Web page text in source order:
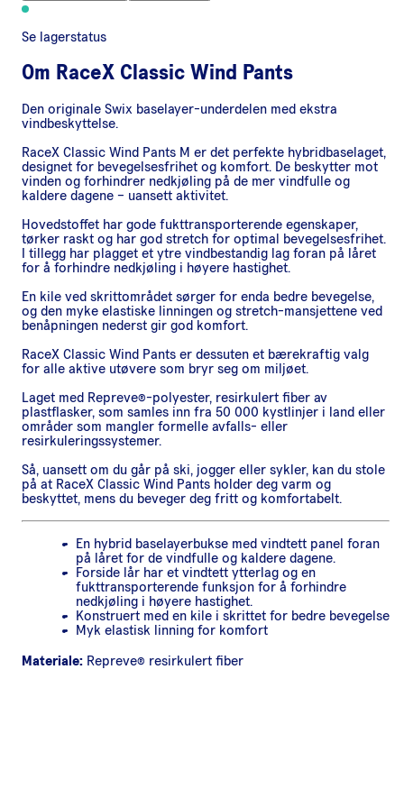
Se lagerstatus
Om RaceX Classic Wind Pants
Den originale Swix baselayer-underdelen med ekstra
vindbeskyttelse.
RaceX Classic Wind Pants M er det perfekte hybridbaselaget,
designet for bevegelsesfrihet og komfort. De beskytter mot
vinden og forhindrer nedkjøling på de mer vindfulle og
kaldere dagene – uansett aktivitet.
Hovedstoffet har gode fukttransporterende egenskaper,
tørker raskt og har god stretch for optimal bevegelsesfrihet.
I tillegg har plagget et ytre vindbestandig lag foran på låret
for å forhindre nedkjøling i høyere hastighet.
En kile ved skrittområdet sørger for enda bedre bevegelse,
og den myke elastiske linningen og stretch-mansjettene ved
benåpningen nederst gir god komfort.
RaceX Classic Wind Pants er dessuten et bærekraftig valg
for alle aktive utøvere som bryr seg om miljøet.
Laget med Repreve®-polyester, resirkulert fiber av
plastflasker, som samles inn fra 50 000 kystlinjer i land eller
områder som mangler formelle avfalls- eller
resirkuleringssystemer.
Så, uansett om du går på ski, jogger eller sykler, kan du stole
på at RaceX Classic Wind Pants holder deg varm og
beskyttet, mens du beveger deg fritt og komfortabelt.
En hybrid baselayerbukse med vindtett panel foran
på låret for de vindfulle og kaldere dagene.
Forside lår har et vindtett ytterlag og en
fukttransporterende funksjon for å forhindre
nedkjøling i høyere hastighet.
Konstruert med en kile i skrittet for bedre bevegelse
Myk elastisk linning for komfort
Materiale: Repreve® resirkulert fiber